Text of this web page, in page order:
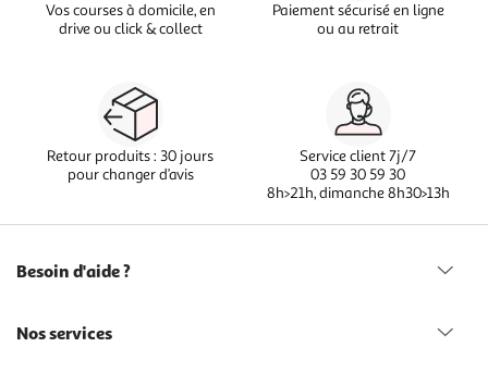
Vos courses à domicile, en
drive ou click & collect
Paiement sécurisé en ligne
ou au retrait
Retour produits : 30 jours
pour changer d’avis
Service client 7j/7
03 59 30 59 30
8h>21h, dimanche 8h30>13h
Besoin d'aide ?
Nos services